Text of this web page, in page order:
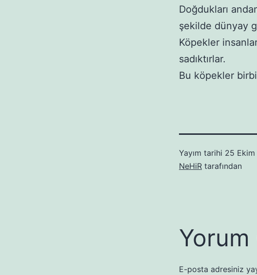
Doğdukları
şekilde dünyay
Köpekler
sadıktırlar.
Bu köpekler
Yayım tarihi 25
NeHiR tarafından
E-posta adresiniz